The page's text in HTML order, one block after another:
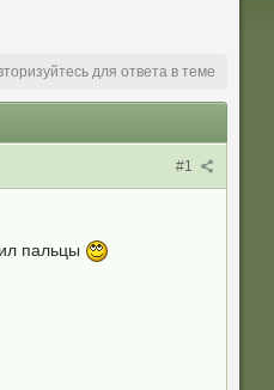
для ответа в теме
#1
пальцы